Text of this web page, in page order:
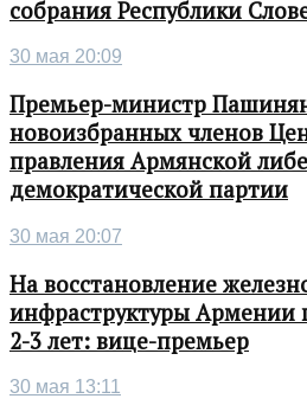
собрания Республики
30 мая 20:09
Премьер-министр
новоизбранных членов
правления Армянской
демократической партии
30 мая 20:07
На восстановление
инфраструктуры Армении
2-3 лет: вице-премьер
30 мая 13:11